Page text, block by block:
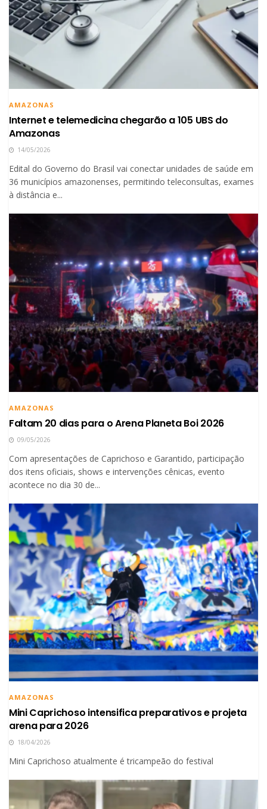
AMAZONAS
Internet e telemedicina chegarão a 105 UBS do
Amazonas
14/05/2026
Edital do Governo do Brasil vai conectar unidades de saúde em
36 municípios amazonenses, permitindo teleconsultas, exames
à distância e...
AMAZONAS
Faltam 20 dias para o Arena Planeta Boi 2026
09/05/2026
Com apresentações de Caprichoso e Garantido, participação
dos itens oficiais, shows e intervenções cênicas, evento
acontece no dia 30 de...
AMAZONAS
Mini Caprichoso intensifica preparativos e projeta
arena para 2026
18/04/2026
Mini Caprichoso atualmente é tricampeão do festival